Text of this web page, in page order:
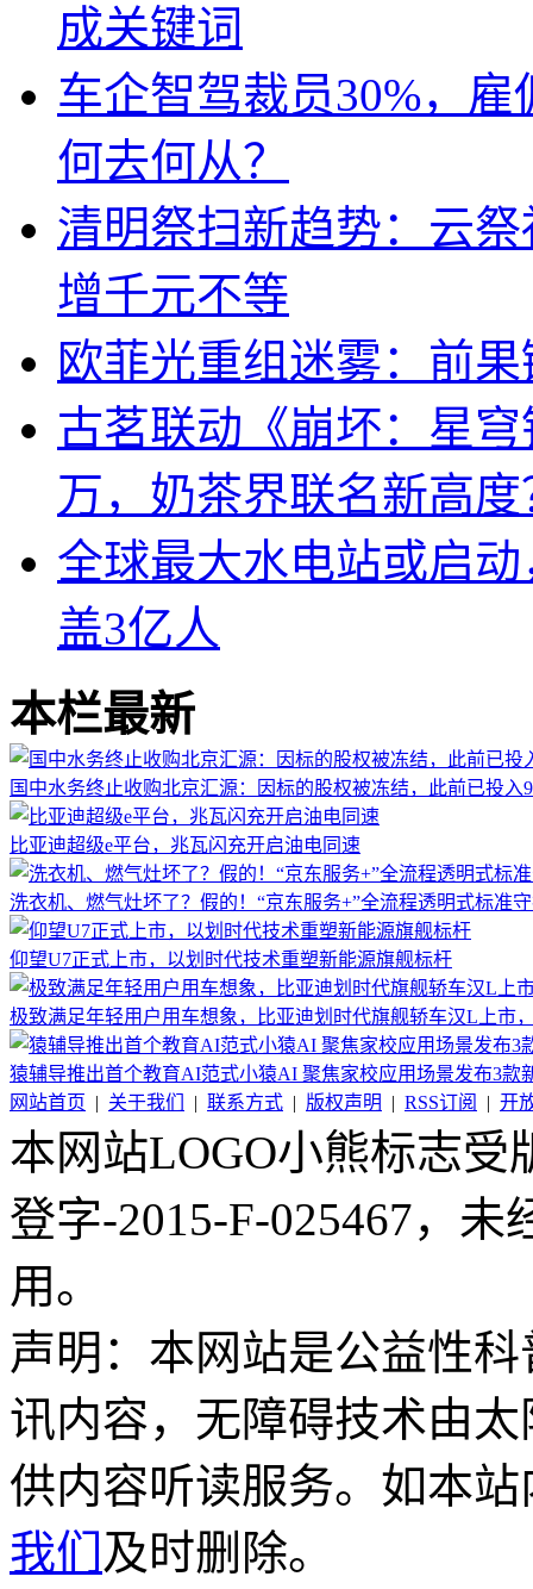
成关键词
车企智驾裁员30%，
何去何从？
清明祭扫新趋势：云
增千元不等
欧菲光重组迷雾：前
古茗联动《崩坏：星
万，奶茶界联名新高度
全球最大水电站或启
盖3亿人
本栏最新
国中水务终止收购北京汇源：因标的股权被冻结，此前已投入
比亚迪超级e平台，兆瓦闪充开启油电同速
洗衣机、燃气灶坏了？假的！“京东服务+”全流程透明式标准
仰望U7正式上市，以划时代技术重塑新能源旗舰标杆
极致满足年轻用户用车想象，比亚迪划时代旗舰轿车汉L上市
猿辅导推出首个教育AI范式小猿AI 聚焦家校应用场景发布3款
网站首页 | 关于我们 | 联系方式 | 版权声明 | RSS订阅 | 开
本网站LOGO小熊标志
登字-2015-F-025467，
用。
声明：本网站是公益性
讯内容，无障碍技术由
供内容听读服务。如本
我们 及时删除。